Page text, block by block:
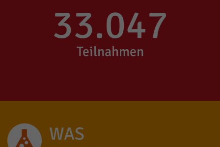
33.047
Teilnahmen
WAS